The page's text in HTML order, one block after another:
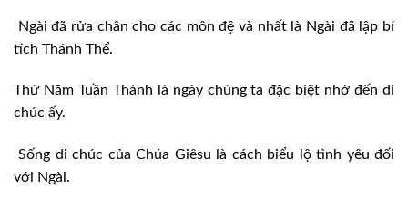
Ngài đã rửa chân cho các môn đệ và nhất là Ngài đã lập bí
tích Thánh Thể.
Thứ Năm Tuần Thánh là ngày chúng ta đặc biệt nhớ đến di
chúc ấy.
Sống di chúc của Chúa Giêsu là cách biểu lộ tình yêu đối
với Ngài.